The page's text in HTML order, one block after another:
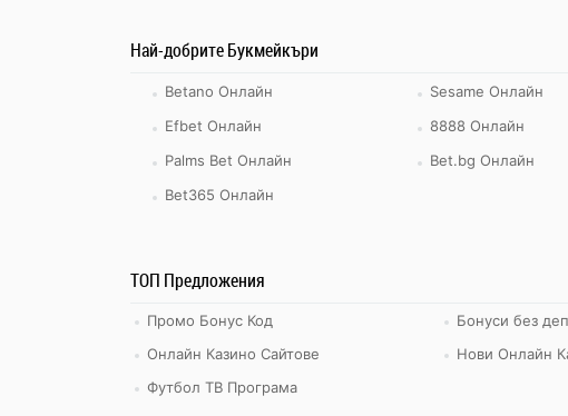
Най-добрите Букмейкъри
Betano Онлайн
Efbet Онлайн
Palms Bet Онлайн
Bet365 Онлайн
Sesame Онлайн
8888 Онлайн
Bet.bg Онлайн
ТОП Предложения
Промо Бонус Код Бонуси без
Онлайн Казино Сайтове
Нови Онлайн
Футбол ТВ Програма